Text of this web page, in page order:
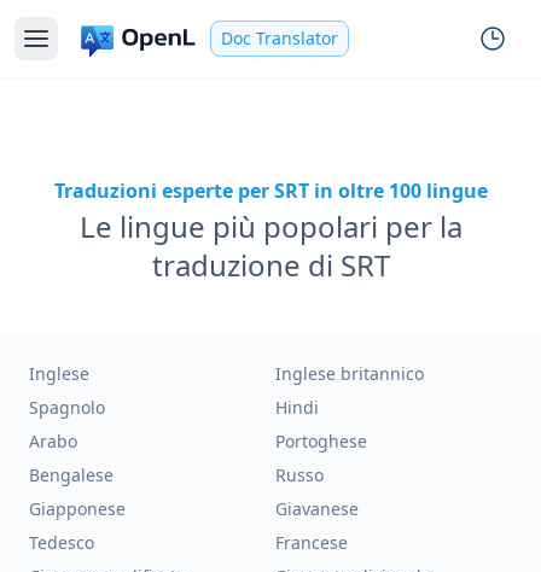
Doc Translator
Traduzioni esperte per SRT in oltre 100 lingue
Le lingue più popolari per la
traduzione di SRT
Inglese
Inglese britannico
Spagnolo
Hindi
Arabo
Portoghese
Bengalese
Russo
Giapponese
Giavanese
Tedesco
Francese